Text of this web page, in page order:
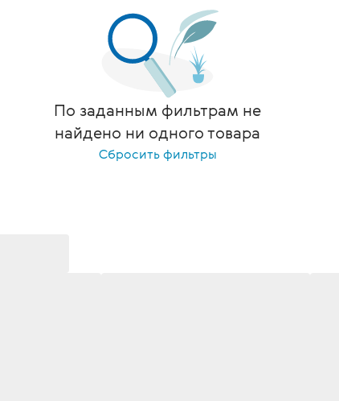
По заданным фильтрам не
найдено ни одного товара
Сбросить фильтры